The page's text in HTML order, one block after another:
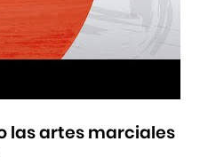
las artes marciales